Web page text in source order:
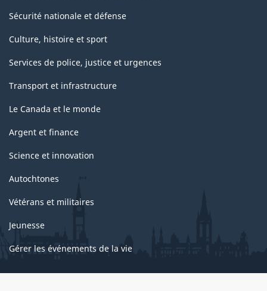
Sécurité nationale et défense
Culture, histoire et sport
Services de police, justice et urgences
Transport et infrastructure
Le Canada et le monde
Argent et finance
Science et innovation
Autochtones
Vétérans et militaires
Jeunesse
Gérer les événements de la vie